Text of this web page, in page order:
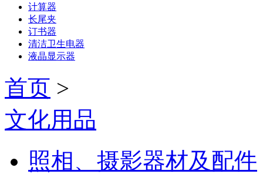
计算器
长尾夹
订书器
清洁卫生电器
液晶显示器
首页 >
文化用品
照相、摄影器材及配件